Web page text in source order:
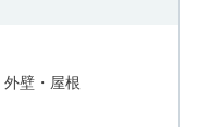
外壁・ 屋根